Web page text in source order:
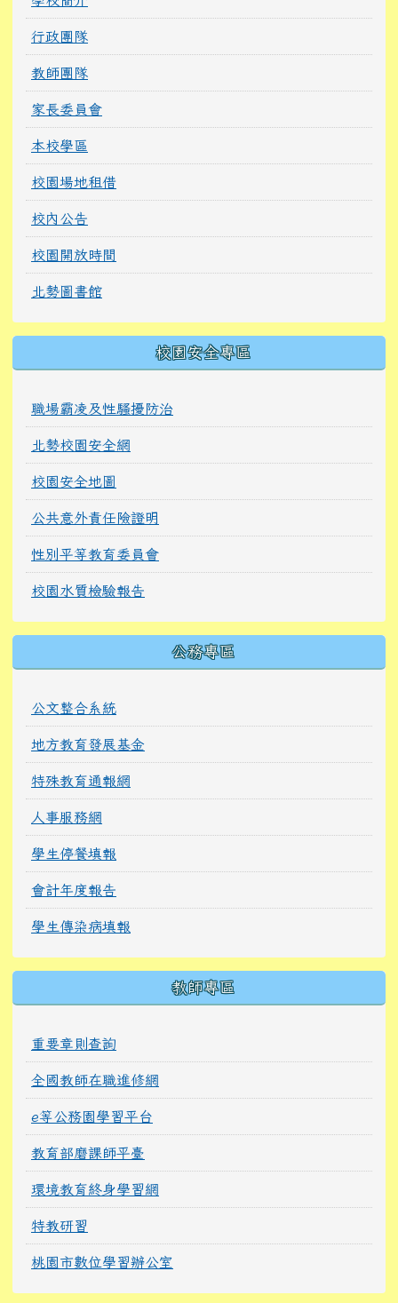
行政團隊
教師團隊
家長委員會
本校學區
校園場地租借
校內公告
校園開放時間
北勢圖書館
校園安全專區
職場霸凌及性騷擾防治
北勢校園安全網
校園安全地圖
公共意外責任險證明
性別平等教育委員會
校園水質檢驗報告
公務專區
公文整合系統
地方教育發展基金
特殊教育通報網
人事服務網
學生停餐填報
會計年度報告
學生傳染病填報
教師專區
重要章則查詢
全國教師在職進修網
e等公務園學習平台
教育部磨課師平臺
環境教育終身學習網
特教研習
桃園市數位學習辦公室